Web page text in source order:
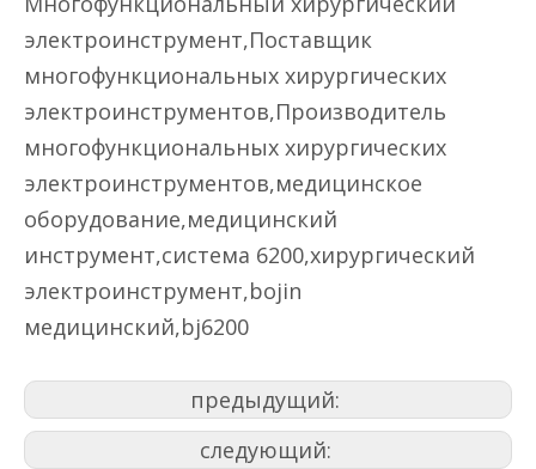
электроинструмент,Поставщик
многофункциональных хирургических
электроинструментов,Производитель
многофункциональных хирургических
электроинструментов,медицинское
оборудование,медицинский
инструмент,система 6200,хирургический
электроинструмент,bojin
медицинский,bj6200
предыдущий:
следующий: